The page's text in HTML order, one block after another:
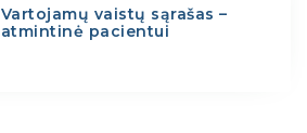
Vartojamų vaistų sąrašas –
atmintinė pacientui